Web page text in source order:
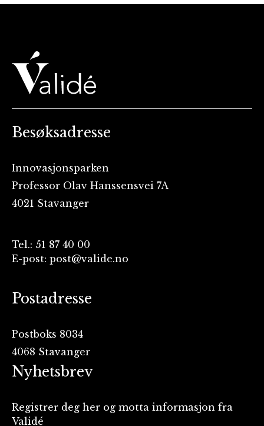
Besøksadresse
Innovasjonsparken
Professor Olav Hanssensvei 7A
4021 Stavanger
Tel.: 51 87 40 00
E-post: post@valide.no
Postadresse
Postboks 8034
4068 Stavanger
Nyhetsbrev
Registrer deg her og motta informasjon fra
Validé